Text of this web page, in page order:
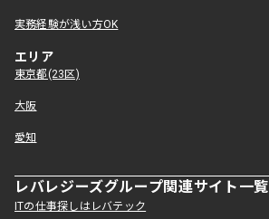
実務経験が浅い方OK
エリア
東京都(23区)
大阪
愛知
レバレジーズグループ関連サイト一覧
ITの仕事探しはレバテック